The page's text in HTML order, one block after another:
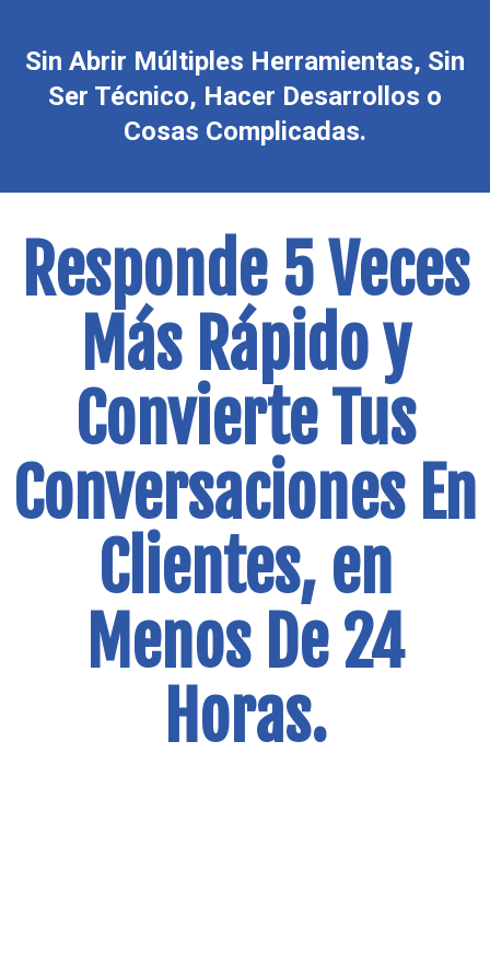
Sin Abrir Múltiples Herramientas, Sin
Ser Técnico, Hacer Desarrollos o
Cosas Complicadas.
Responde 5 Veces
Más Rápido y
Convierte Tus
Conversaciones En
Clientes, en
Menos De 24
Horas.